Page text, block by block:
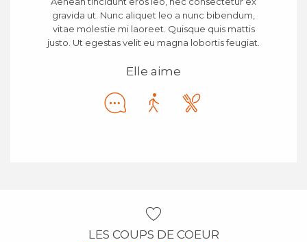
gravida ut. Nunc aliquet leo a nunc bibendum,
vitae molestie mi laoreet. Quisque quis mattis
justo. Ut egestas velit eu magna lobortis feugiat.
Elle aime
LES COUPS DE COEUR